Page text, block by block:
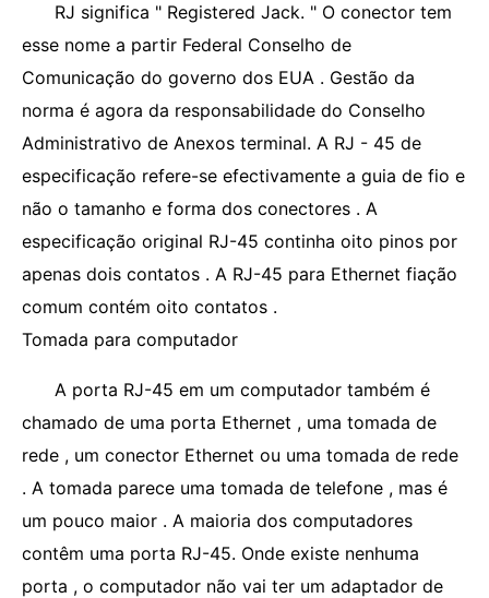
RJ significa " Registered Jack. " O conector tem
esse nome a partir Federal Conselho de
Comunicação do governo dos EUA . Gestão da
norma é agora da responsabilidade do Conselho
Administrativo de Anexos terminal. A RJ - 45 de
especificação refere-se efectivamente a guia de fio e
não o tamanho e forma dos conectores . A
especificação original RJ-45 continha oito pinos por
apenas dois contatos . A RJ-45 para Ethernet fiação
comum contém oito contatos .
Tomada para computador
A porta RJ-45 em um computador também é
chamado de uma porta Ethernet , uma tomada de
rede , um conector Ethernet ou uma tomada de rede
. A tomada parece uma tomada de telefone , mas é
um pouco maior . A maioria dos computadores
contêm uma porta RJ-45. Onde existe nenhuma
porta , o computador não vai ter um adaptador de